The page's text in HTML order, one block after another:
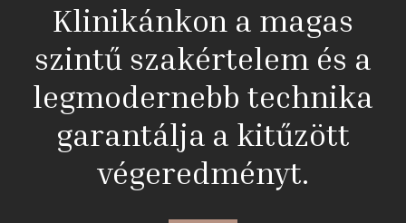
Klinikánkon a magas
szintű szakértelem és a
legmodernebb technika
garantálja a kitűzött
végeredményt.